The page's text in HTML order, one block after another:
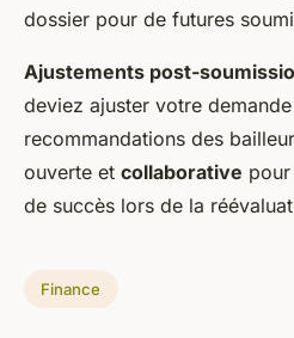
dossier pour de futures
Ajustements post-
deviez ajuster votre
recommandations des
ouverte et collaborative
de succès lors de la
Finance